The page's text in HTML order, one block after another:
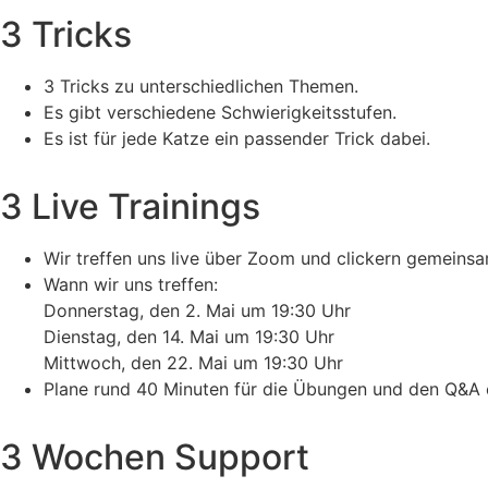
3 Tricks
3 Tricks zu unterschiedlichen Themen.
Es gibt verschiedene Schwierigkeitsstufen.
Es ist für jede Katze ein passender Trick dabei.
3 Live Trainings
Wir treffen uns live über Zoom und clickern
Wann wir uns treffen:
Donnerstag, den 2. Mai um 19:30 Uhr
Dienstag, den 14. Mai um 19:30 Uhr
Mittwoch, den 22. Mai um 19:30 Uhr
Plane rund 40 Minuten für die Übungen und den Q&A
3 Wochen Support